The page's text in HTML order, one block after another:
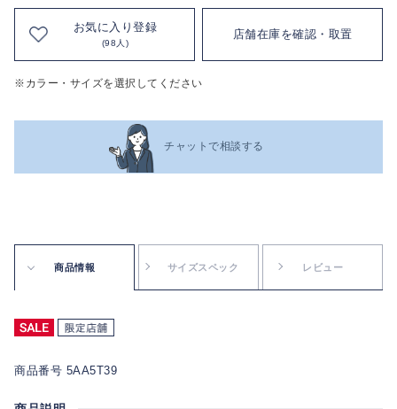
お気に入り登録
(98人)
店舗在庫を確認・取置
※カラー・サイズを選択してください
チャットで相談する
商品情報 サイズスペック レビュー
商品番号 5AA5T39